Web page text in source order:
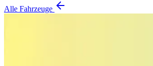
Alle Fahrzeuge